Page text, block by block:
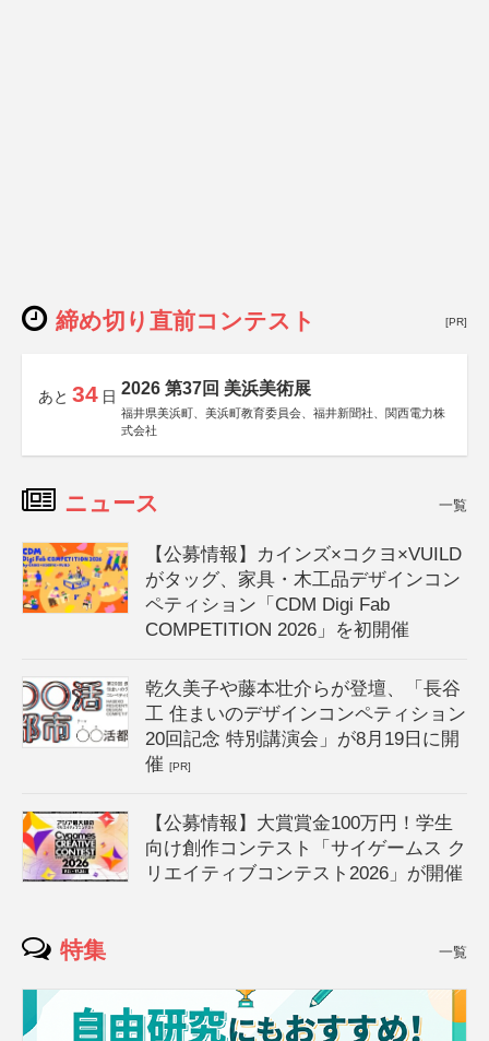
締め切り直前コンテスト [PR]
あと 34 日 2026 第37回 美浜美術展
福井県美浜町、美浜町教育委員会、福井新聞社、関西電力株
式会社
ニュース 一覧
【公募情報】カインズ×コクヨ×VUILD
がタッグ、家具・木工品デザインコン
ペティション「CDM Digi Fab
COMPETITION 2026」を初開催
乾久美子や藤本壮介らが登壇、「長谷
工 住まいのデザインコンペティション
20回記念 特別講演会」が8月19日に開
催[PR]
【公募情報】大賞賞金100万円！学生
向け創作コンテスト「サイゲームス ク
リエイティブコンテスト2026」が開催
特集 一覧